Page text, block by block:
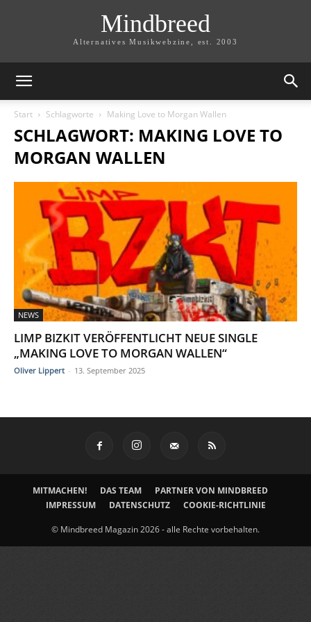
Mindbreed
Alternatives Musikwebzine, est. 2003
Start Schlagworte Making Love to Morgan Wallen
SCHLAGWORT: MAKING LOVE TO
MORGAN WALLEN
NEWS
LIMP BIZKIT VERÖFFENTLICHT NEUE SINGLE
„MAKING LOVE TO MORGAN WALLEN“
Oliver Lippert - 13. September 2025
MITMACHEN! DAS TEAM
PARTNER VON MINDBREED
IMPRESSUM
DATENSCHUTZ COOKIE-RICHTLINIE
© Mindbreed Magazin 2026 - alle Rechte vorbehalten.